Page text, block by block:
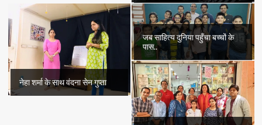
नेहा शर्मा के साथ वंदना सेन गुप्ता
जब साहित्य दुनिया पहुँचा बच्चों के
पास..